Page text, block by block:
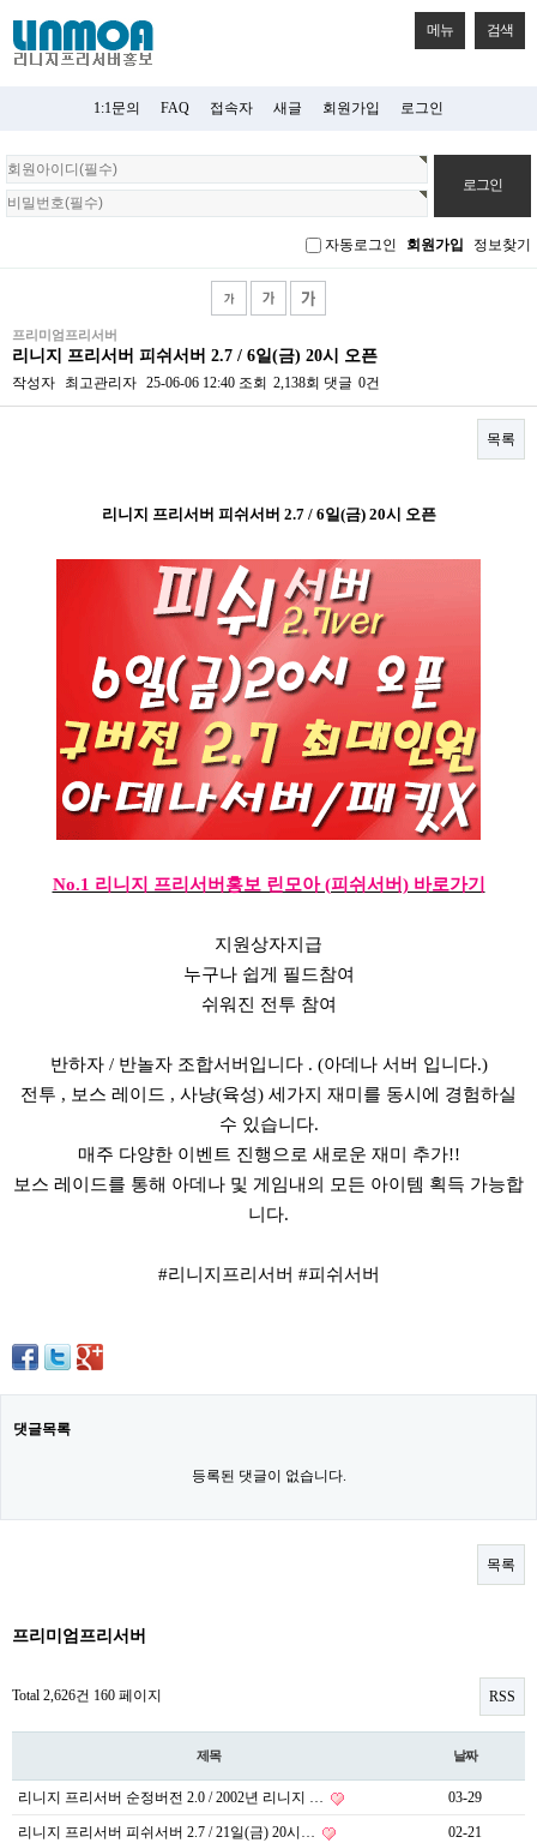
메뉴 검색
1:1문의 FAQ 접속자 새글 회원가입 로그인
회
원
로
자동로그인 회원가입 정보찾기
프리미엄프리서버
리니지 프리서버 피쉬서버 2.7 / 6일(금) 20시 오픈
작성자 최고관리자 25-06-06 12:40 조회 2,138회 댓글 0건
목록
리니지 프리서버 피쉬서버 2.7 / 6일(금) 20시 오픈
No.1 리니지 프리서버홍보 린모아 (피쉬서버) 바로가기
지원상자지급
누구나 쉽게 필드참여
쉬워진 전투 참여
반하자 / 반놀자 조합서버입니다 . (아데나 서버 입니다.)
전투 , 보스 레이드 , 사냥(육성) 세가지 재미를 동시에 경험하실
수 있습니다.
매주 다양한 이벤트 진행으로 새로운 재미 추가!!
보스 레이드를 통해 아데나 및 게임내의 모든 아이템 획득 가능합
니다.
#리니지프리서버 #피쉬서버
댓글목록
등록된 댓글이 없습니다.
목록
프리미엄프리서버
Total 2,626건 160 페이지 RSS
제목 날짜
리니지 프리서버 순정버전 2.0 / 2002년 리니지 … 03-29
리니지 프리서버 피쉬서버 2.7 / 21일(금) 20시… 02-21